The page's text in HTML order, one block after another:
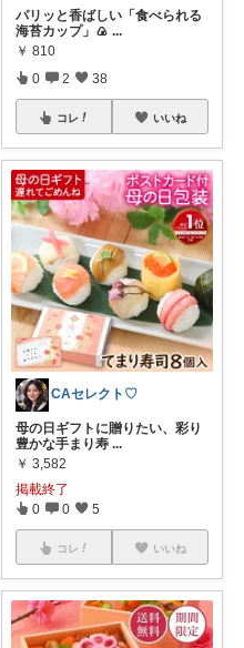
パリッと香ばしい「食べられる
海苔カップ」🍙 ...
￥ 810
0 2 38
コレ いいね
CAセレクト♡
母の日ギフトに贈りたい、彩り
豊かな手まり寿 ...
￥ 3,582
掲載終了
0 0 5
コレ いいね